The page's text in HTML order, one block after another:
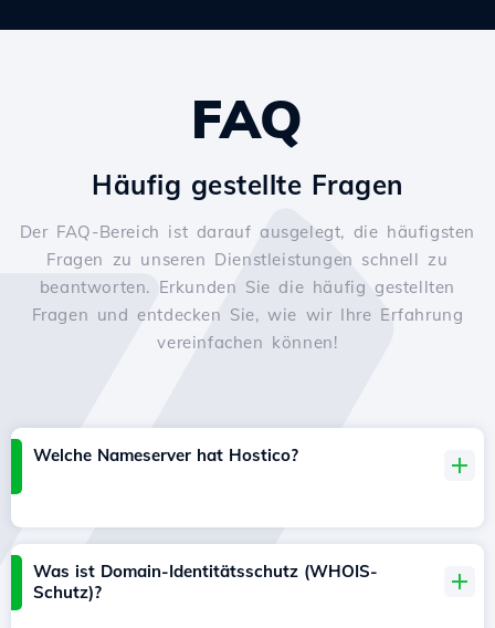
FAQ
Häufig gestellte Fragen
Der FAQ-Bereich ist darauf ausgelegt, die häufigsten
Fragen zu unseren Dienstleistungen schnell zu
beantworten. Erkunden Sie die häufig gestellten
Fragen und entdecken Sie, wie wir Ihre Erfahrung
vereinfachen können!
Welche Nameserver hat Hostico?
Was ist Domain-Identitätsschutz (WHOIS-
Schutz)?